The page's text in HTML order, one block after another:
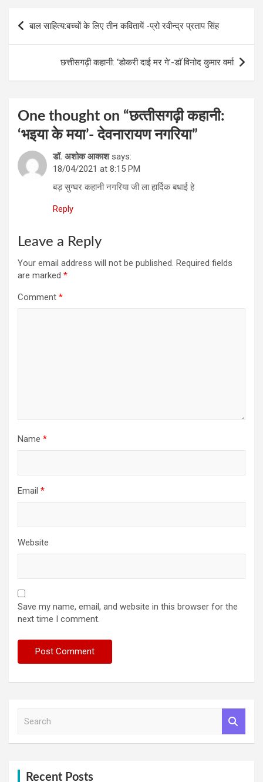
o
k
er p
p
बाल साहित्य:बच्चों के लिए तीन कवितायें -प्रो रवीन्द्र प्रताप सिंह
छत्तीसगढ़ी कहानी: ‘डोकरी दाई मर गे’-डाॅ विनोद कुमार वर्मा
One thought on “छत्‍तीसगढ़ी कहानी:
‘भइया के मया’- देवनारायण नगरिया”
डॉ. अशोक आकाश says:
18/04/2021 at 8:15 PM
बड़ सुग्घर कहानी नगरिया जी ला हार्दिक बधाई हे
Reply
Leave a Reply
Your email address will not be published. Required fields
are marked *
Comment *
Name *
Email *
Website
Save my name, email, and website in this browser for the
next time I comment.
Recent Posts